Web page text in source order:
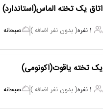
اتاق یک تخته الماس(استاندارد)
1 نفره ( بدون نفر اضافه ) صبحانه
یک تخته یاقوت(اکونومی)
1 نفره ( بدون نفر اضافه ) صبحانه